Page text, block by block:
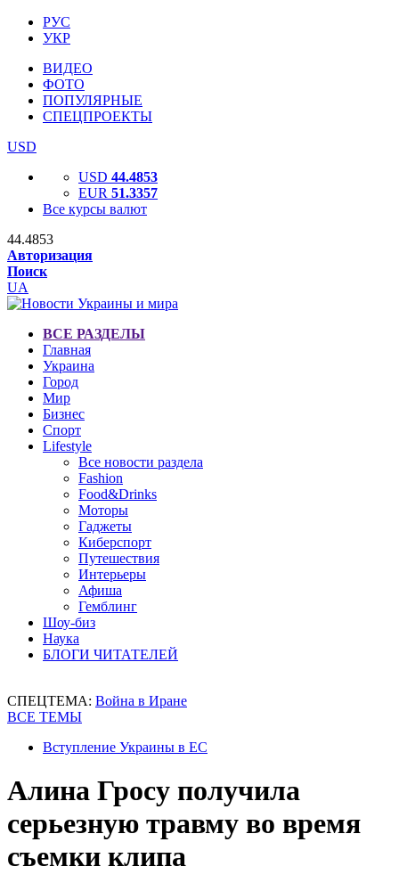
РУС
УКР
ВИДЕО
ФОТО
ПОПУЛЯРНЫЕ
СПЕЦПРОЕКТЫ
USD
USD 44.4853
EUR 51.3357
Все курсы валют
44.4853
Авторизация
Поиск
UA
ВСЕ РАЗДЕЛЫ
Главная
Украина
Город
Мир
Бизнес
Спорт
Lifestyle
Все новости раздела
Fashion
Food&Drinks
Моторы
Гаджеты
Киберспорт
Путешествия
Интерьеры
Афиша
Гемблинг
Шоу-биз
Наука
БЛОГИ ЧИТАТЕЛЕЙ
СПЕЦТЕМА: Война в Иране
ВСЕ ТЕМЫ
Вступление Украины в ЕС
Алина Гросу получила
серьезную травму во время
съемки клипа